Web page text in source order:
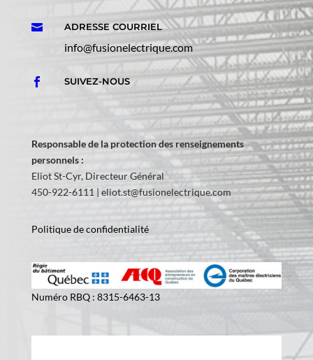
 ADRESSE COURRIEL
info@fusionelectrique.com
 SUIVEZ-NOUS
Responsable de la protection des renseignements
personnels :
Eliot St-Cyr, Directeur Général
450-922-6111 | eliot.st@fusionelectrique.com
Politique de confidentialité
Numéro RBQ : 8315-6463-13